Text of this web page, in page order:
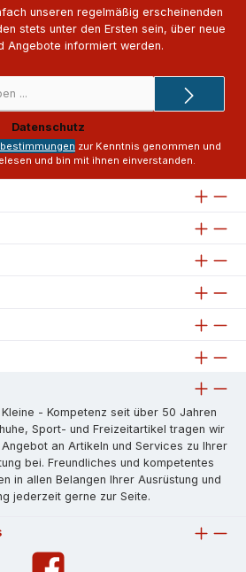
unseren regelmäßig erscheinenden
stets unter den Ersten sein, über neue
Angebote informiert werden.
Mail-
Adresse
*
Datenschutz
zur Kenntnis genommen und
und bin mit ihnen einverstanden.
- Kompetenz seit über 50 Jahren
Sport- und Freizeitartikel tragen wir
an Artikeln und Services zu Ihrer
bei. Freundliches und kompetentes
in allen Belangen Ihrer Ausrüstung und
jederzeit gerne zur Seite.